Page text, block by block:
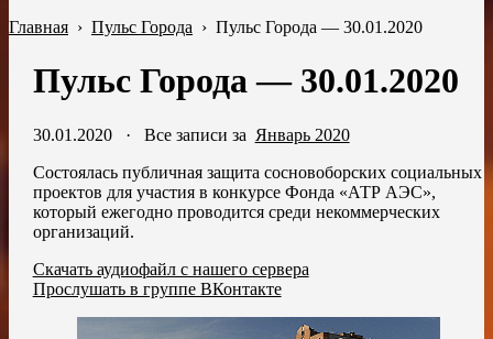
Главная › Пульс Города › Пульс Города — 30.01.2020
Пульс Города — 30.01.2020
30.01.2020· Все записи за Январь 2020
Состоялась публичная защита сосновоборских социальных
проектов для участия в конкурсе Фонда «АТР АЭС»,
который ежегодно проводится среди некоммерческих
организаций.
Скачать аудиофайл с нашего сервера
Прослушать в группе ВКонтакте